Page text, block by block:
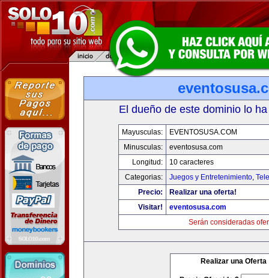
El dueño de este dominio lo
Mayusculas:
EVENTOSUSA.COM
Minusculas:
eventosusa.com
Longitud:
10 caracteres
Categorias:
Juegos y Entretenimiento,
Precio:
Realizar una oferta!
Visitar!
eventosusa.com
Serán consideradas
Realizar una Oferta